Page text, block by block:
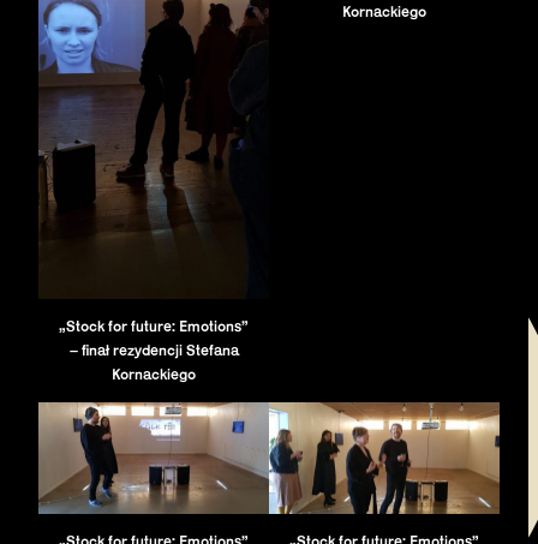
„Stock for future: Emotions”
– finał rezydencji Stefana
Kornackiego
Kornackiego